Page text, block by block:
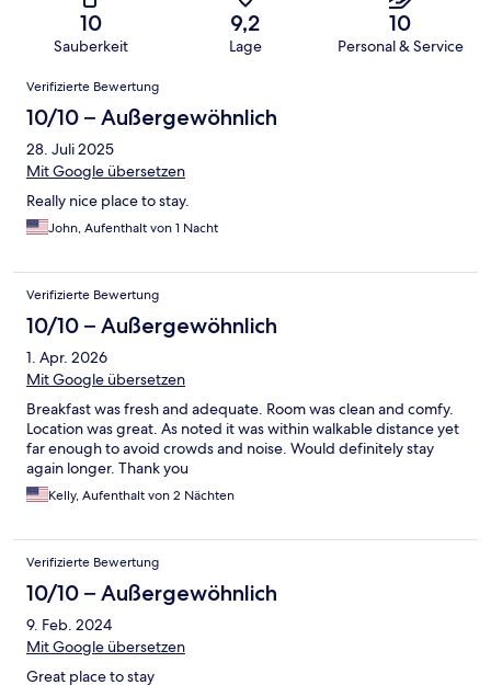
10
Sauberkeit
9,2
Lage
10
Personal & Service
Bewertungen
Verifizierte Bewertung
10/10 – Außergewöhnlich
28. Juli 2025
Mit Google übersetzen
Really nice place to stay.
John, Aufenthalt von 1 Nacht
Verifizierte Bewertung
10/10 – Außergewöhnlich
1. Apr. 2026
Mit Google übersetzen
Breakfast was fresh and adequate. Room was clean and comfy.
Location was great. As noted it was within walkable distance yet
far enough to avoid crowds and noise. Would definitely stay
again longer. Thank you
Kelly, Aufenthalt von 2 Nächten
Verifizierte Bewertung
10/10 – Außergewöhnlich
9. Feb. 2024
Mit Google übersetzen
Great place to stay